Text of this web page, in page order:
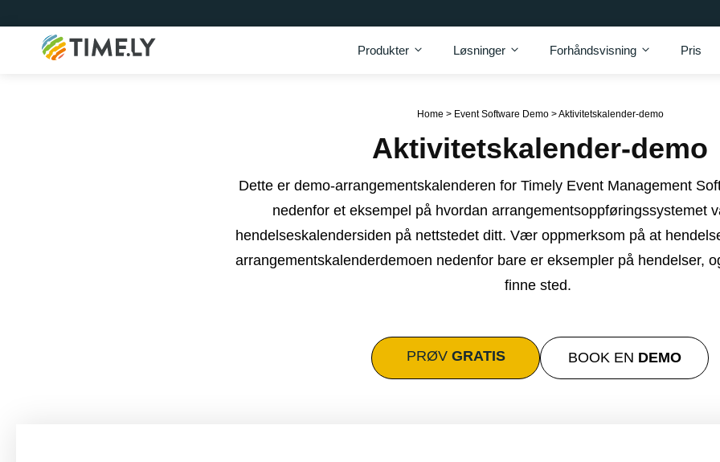
Timely
Produkter Løsninger Forhåndsvisning Pris
Home > Event Software Demo>Aktivitetskalender-demo
Aktivitetskalender-demo
Dette er demo-arrangementskalenderen for Timely Event Management
nedenfor et eksempel på hvordan arrangementsoppføringssystemet
hendelseskalendersiden på nettstedet ditt. Vær oppmerksom på at
arrangementskalenderdemoen nedenfor bare er eksempler på hendelser,
finne sted.
PRØV GRATIS BOOK EN DEMO